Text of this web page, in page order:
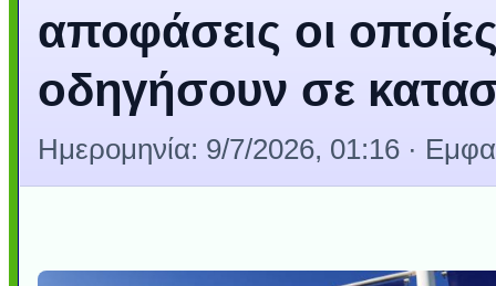
αποφάσεις οι
οδηγήσουν σε
Ημερομηνία: 9/7/2026, 01:16 ·